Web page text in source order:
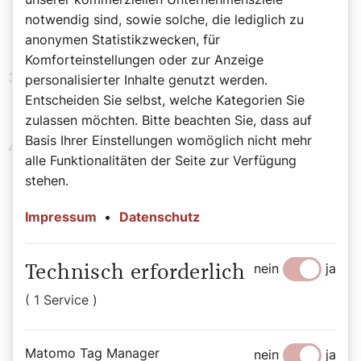
mehrere sein, z. B. eine vom Diakon, eine von der
Pastoralassistentin, eine von einem Wort-Gottes-
Feier-Leiter und eine vom Pfarrer.
Die Anmeldung zum Contest erfolgt online. Bis zum
Weißen Sonntag, dem 16. April 2023, müssen die
eingereichten Predigten bei uns eingelangt sein.
Die Predigten werden online der Öffentlichkeit mit
dem Namen des Predigers zugänglich gemacht.
biblische Botschaft immer wieder neu
notwendig sind, sowie solche, die lediglich zu
anonymen Statistikzwecken, für
Komforteinstellungen oder zur Anzeige
personalisierter Inhalte genutzt werden.
Entscheiden Sie selbst, welche Kategorien Sie
zulassen möchten. Bitte beachten Sie, dass auf
Basis Ihrer Einstellungen womöglich nicht mehr
alle Funktionalitäten der Seite zur Verfügung
stehen.
Impressum • Datenschutz
Technisch erforderlich
( 1 Service )
nein ja
Matomo Tag Manager nein ja